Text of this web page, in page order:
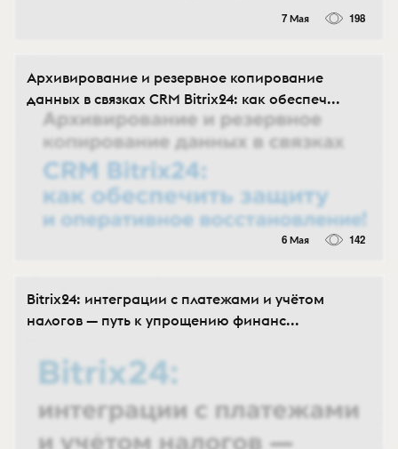
7 Мая 198
Архивирование и резервное копирование
данных в связках CRM Bitrix24: как обеспеч...
6 Мая 142
Bitrix24: интеграции с платежами и учётом
налогов — путь к упрощению финанс...